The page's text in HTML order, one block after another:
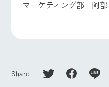
マーケティング部 阿
Share